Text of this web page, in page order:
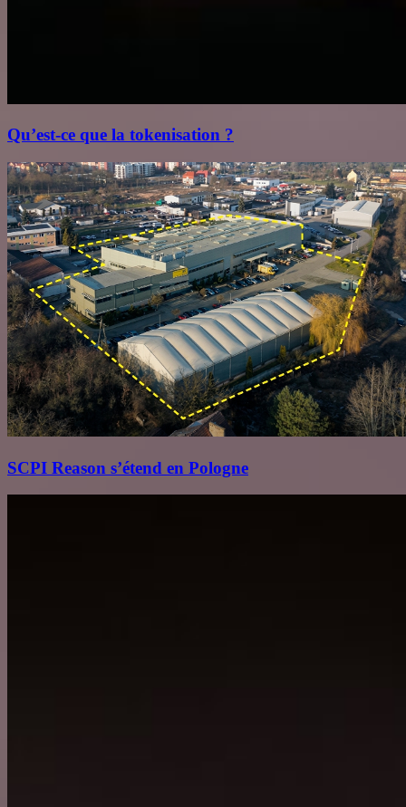
Qu’est‑ce que la tokenisation ?
SCPI Reason s’étend en Pologne